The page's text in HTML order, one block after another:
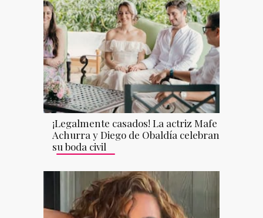
¡Legalmente casados! La actriz Mafe
Achurra y Diego de Obaldía celebran
su boda civil